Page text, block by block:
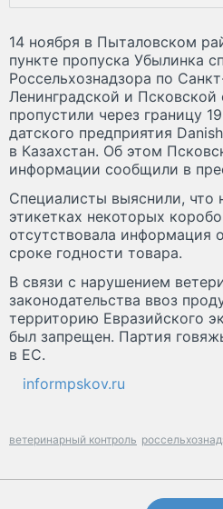
14 ноября в Пыталовском
пункте пропуска Убылинка
Россельхознадзора по
Ленинградской и Псковской
пропустили через границу
датского предприятия
в Казахстан. Об этом
информации сообщили в
Специалисты выяснили, что
этикетках некоторых
отсутствовала информация
сроке годности товара.
В связи с нарушением
законодательства ввоз
территорию Евразийского
был запрещен. Партия
в ЕС.
informpskov.ru
ветеринарный контроль